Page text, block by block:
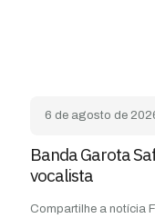
6 de agosto de
Banda Garota
vocalista
Compartilhe a notícia